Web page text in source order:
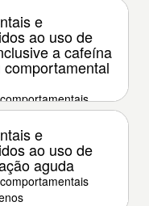
e
ao uso de
a cafeína
inclusive
e
ao uso de
aguda